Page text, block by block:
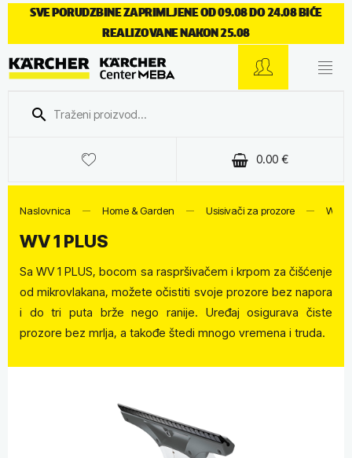
SVE PORUDZBINE ZAPRIMLJENE OD 09.08 DO 24.08 BIĆE
REALIZOVANE NAKON 25.08
€
0.00
Naslovnica Home & Garden Usisivači za prozore WV 1
WV 1 PLUS
Sa WV 1 PLUS, bocom sa raspršivačem i krpom za čišćenje
od mikrovlakana, možete očistiti svoje prozore bez napora
i do tri puta brže nego ranije. Uređaj osigurava čiste
prozore bez mrlja, a takođe štedi mnogo vremena i truda.